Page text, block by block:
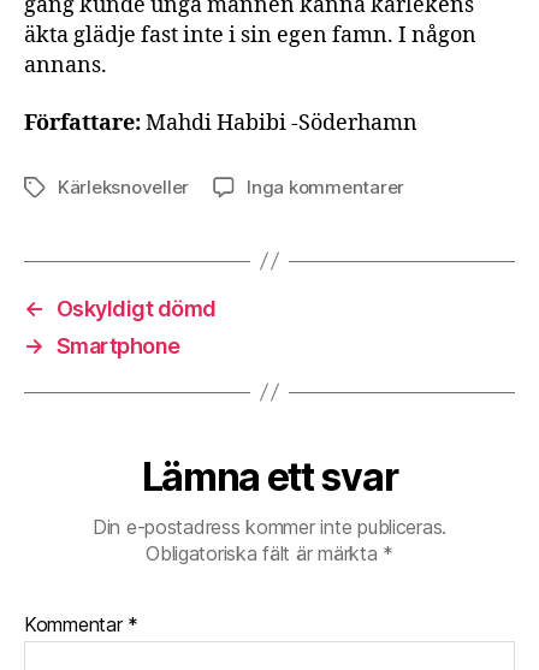
äkta glädje fast inte i sin egen famn. I någon
annans.
Författare:Mahdi Habibi -Söderhamn
EtiketterKärleksnoveller Inga kommentarertill
←
Oskyldigt dömd
→ Smartphone
Lämna ett svar
Din e-postadress kommer inte publiceras.
Obligatoriska fält är märkta *
Kommentar *